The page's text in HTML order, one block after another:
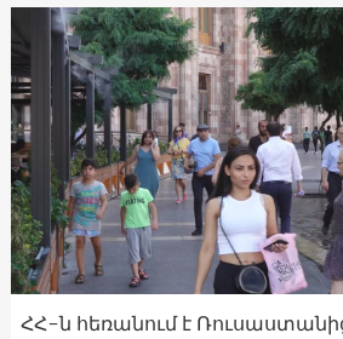
ՀՀ-ն հեռանում է